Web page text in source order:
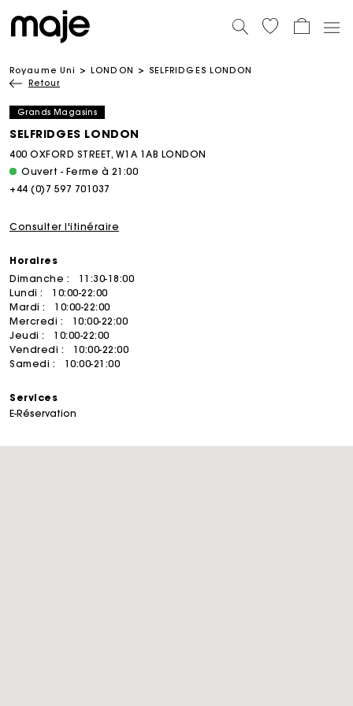
Royaume Uni LONDON SELFRIDGES LONDON
Retour
Grands Magasins
SELFRIDGES LONDON
400 OXFORD STREET, W1A 1AB LONDON
Ouvert - Ferme à 21:00
+44 (0)7 597 701037
Consulter l'itinéraire
Horaires
Dimanche :
11:30-18:00
Lundi :
10:00-22:00
Mardi :
10:00-22:00
Mercredi :
10:00-22:00
Jeudi :
10:00-22:00
Vendredi :
10:00-22:00
Samedi :
10:00-21:00
Services
E-Réservation